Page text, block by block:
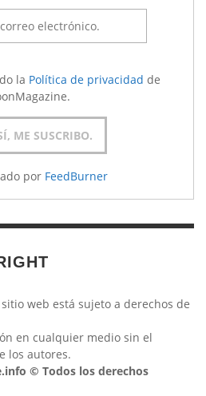
la Política de privacidad de
por FeedBurner
web está sujeto a derechos de
en cualquier medio sin el
los autores.
© Todos los derechos